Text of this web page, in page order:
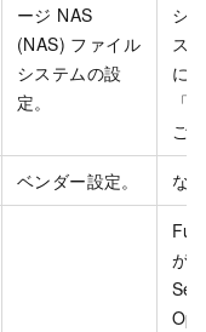
ージ NAS
(NAS) ファイル
システムの設
定。
シ
ス
に
「
ご
ベンダー設定。 な
が